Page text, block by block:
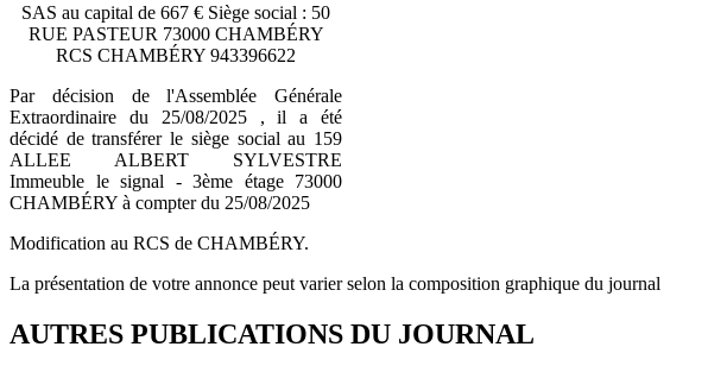
SAS au capital de 667 € Siège social : 50
RUE PASTEUR 73000 CHAMBÉRY
RCS CHAMBÉRY 943396622
Par décision de l'Assemblée Générale
Extraordinaire du 25/08/2025 , il a été
décidé de transférer le siège social au 159
ALLEE ALBERT SYLVESTRE
Immeuble le signal - 3ème étage 73000
CHAMBÉRY à compter du 25/08/2025
Modification au RCS de CHAMBÉRY.
La présentation de votre annonce peut varier selon la composition graphique du journal
AUTRES PUBLICATIONS DU JOURNAL